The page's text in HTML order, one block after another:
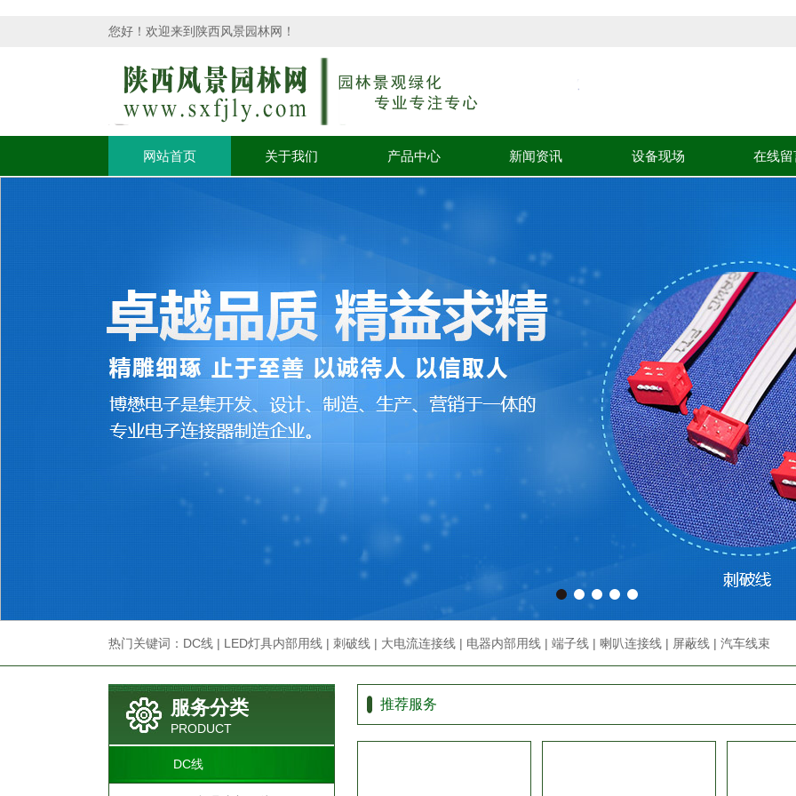
您好！欢迎来到陕西风景园林网！
网站首页 关于我们 产品中心 新闻资讯 设备现场 在线
热门关键词： DC线 | LED灯具内部用线 | 刺破线 | 大电流连接线 | 电器内部用线 | 端子线 | 喇叭连接线 | 屏蔽线 | 汽车线束
|设备内部用线
服务分类
PRODUCT
DC线
推荐服务